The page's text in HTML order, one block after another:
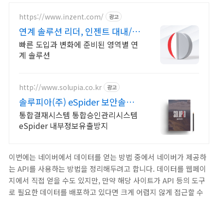
https://www.inzent.com/ 광고
연계 솔루션 리더, 인젠트 대내/외
채널 맞춤형 연계
빠른 도입과 변화에 준비된 영역별 연
계 솔루션
http://www.solupia.co.kr 광고
솔루피아(주) eSpider 보안솔루
션, 내부정보유출방지
통합결재시스템 통합승인관리시스템
eSpider 내부정보유출방지
이번에는 네이버에서 데이터를 얻는 방법 중에서 네이버가 제공하
는 API를 사용하는 방법을 정리해두려고 합니다. 데이터를 웹페이
지에서 직접 얻을 수도 있지만, 만약 해당 사이트가 API 등의 도구
로 필요한 데이터를 배포하고 있다면 크게 어렵지 않게 접근할 수